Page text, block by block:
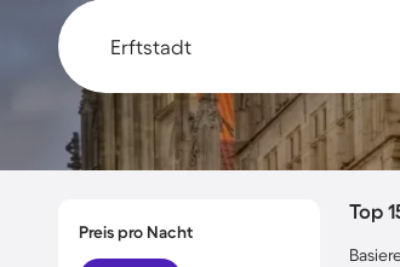
Preis pro Nacht
Top